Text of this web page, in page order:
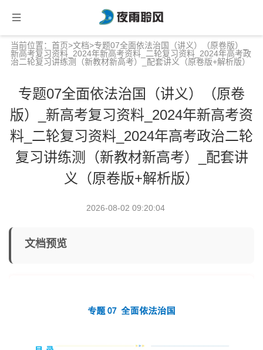
当前位置： 首页>文档>专题07全面依法治国（讲义）（原卷版）_
新高考复习资料_2024年新高考资料_二轮复习资料_2024年高考政
治二轮复习讲练测（新教材新高考）_配套讲义（原卷版+解析版）
专题07全面依法治国（讲义）（原卷
版）_新高考复习资料_2024年新高考资
料_二轮复习资料_2024年高考政治二轮
复习讲练测（新教材新高考）_配套讲
义（原卷版+解析版）
2026-08-02 09:20:04
文档预览